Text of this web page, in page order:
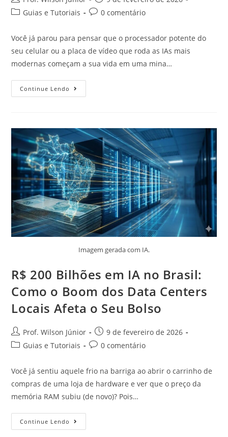
Guias e Tutoriais
0 comentário
Você já parou para pensar que o processador potente do
seu celular ou a placa de vídeo que roda as IAs mais
modernas começam a sua vida em uma mina…
Continue Lendo
Imagem gerada com IA.
R$ 200 Bilhões em IA no Brasil:
Como o Boom dos Data Centers
Locais Afeta o Seu Bolso
Prof. Wilson Júnior
9 de fevereiro de 2026
Guias e Tutoriais
0 comentário
Você já sentiu aquele frio na barriga ao abrir o carrinho de
compras de uma loja de hardware e ver que o preço da
memória RAM subiu (de novo)? Pois…
Continue Lendo